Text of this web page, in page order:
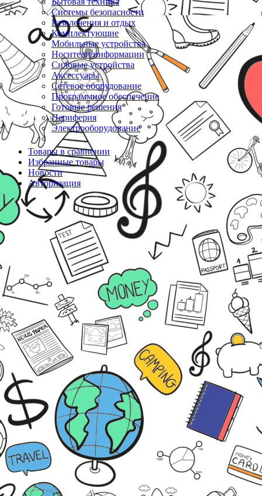
Системы безопасности
Развлечения и отдых
Комплектующие
Мобильные устройства
Носители информации
Силовые устройства
Аксессуары
Сетевое оборудование
Программное обеспечение
Готовые решения
Периферия
Электрооборудование
Товары в сравнении
Избранные товары
Новости
Авторизация